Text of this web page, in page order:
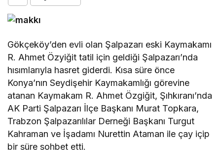
Gökçeköy’den evli olan Şalpazarı eski Kaymakamı
R. Ahmet Özyiğit tatil için geldiği Şalpazarı’nda
hısımlarıyla hasret giderdi. Kısa süre önce
Konya’nın Seydişehir Kaymakamlığı görevine
atanan Kaymakam R. Ahmet Özgiğit, Şıhkıranı’nda
AK Parti Şalpazarı İlçe Başkanı Murat Topkara,
Trabzon Şalpazarılılar Derneği Başkanı Turgut
Kahraman ve İşadamı Nurettin Ataman ile çay içip
bir süre sohbet etti.